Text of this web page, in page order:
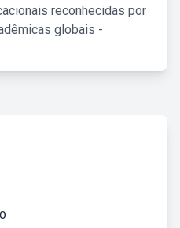
reconhecidas por
globais -